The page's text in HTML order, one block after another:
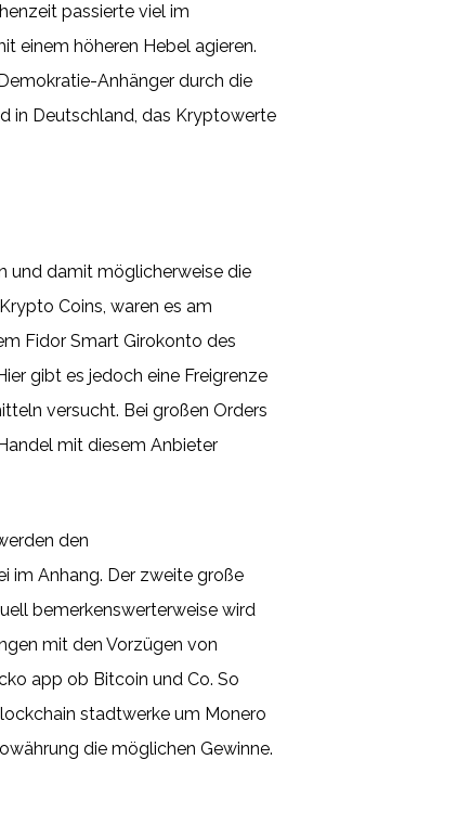
passierte viel im
einem höheren Hebel agieren.
Anhänger durch die
in Deutschland, das Kryptowerte
und damit möglicherweise die
Coins, waren es am
Fidor Smart Girokonto des
gibt es jedoch eine Freigrenze
versucht. Bei großen Orders
mit diesem Anbieter
den
im Anhang. Der zweite große
bemerkenswerterweise wird
mit den Vorzügen von
app ob Bitcoin und Co. So
stadtwerke um Monero
die möglichen Gewinne.